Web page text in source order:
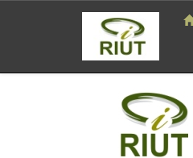
navigation